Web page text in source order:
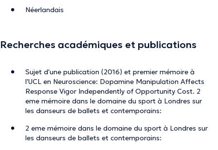
Néerlandais
Recherches académiques et publications
Sujet d'une publication (2016) et premier mémoire à
l'UCL en Neuroscience: Dopamine Manipulation Affects
Response Vigor Independently of Opportunity Cost. 2
eme mémoire dans le domaine du sport à Londres sur
les danseurs de ballets et contemporains:
2 eme mémoire dans le domaine du sport à Londres sur
les danseurs de ballets et contemporains: